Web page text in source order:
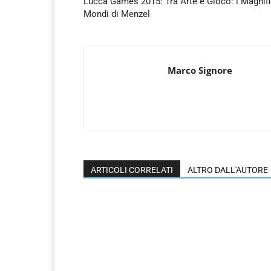
Mondi di Menzel
Marco Signore
ARTICOLI CORRELATI ALTRO DALL'AUTORE